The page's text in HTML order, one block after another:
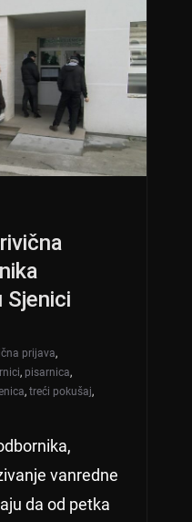
Sjenici
prijava,
, pisarnica,
, treći pokušaj,
vanredne
da od petka